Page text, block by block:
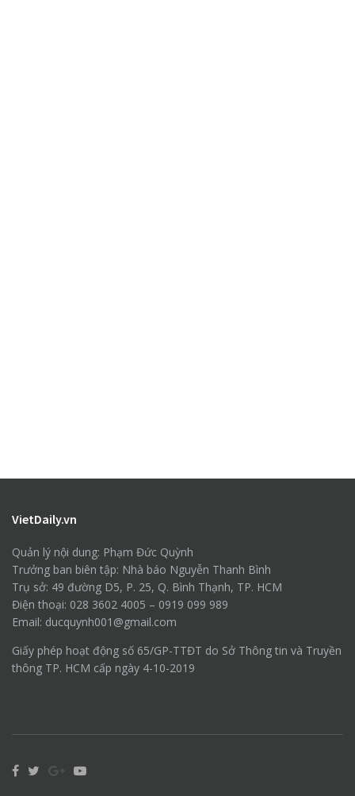
VietDaily.vn
Quản lý nội dung: Phạm Đức Quỳnh
Trưởng ban biên tập: Nhà báo Nguyễn Thanh Bình
Trụ sở: 49 đường D5, P. 25, Q. Bình Thạnh, TP. HCM
Điện thoại: 028 3602 4005 – 0919 099 989
Email: ducquynh001@gmail.com
Giấy phép hoạt động số 65/GP-TTĐT do Sở Thông tin và Truyền
thông TP. HCM cấp ngày 4-10-2019